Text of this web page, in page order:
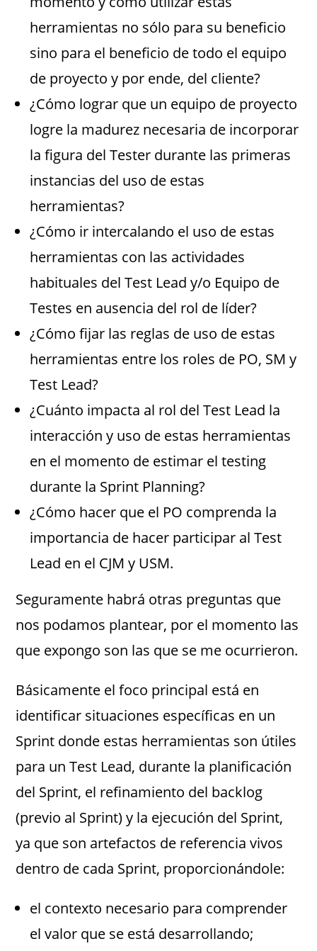
herramientas no sólo para su beneficio
sino para el beneficio de todo el equipo
de proyecto y por ende, del cliente?
¿Cómo lograr que un equipo de proyecto
logre la madurez necesaria de incorporar
la figura del Tester durante las primeras
instancias del uso de estas
herramientas?
¿Cómo ir intercalando el uso de estas
herramientas con las actividades
habituales del Test Lead y/o Equipo de
Testes en ausencia del rol de líder?
¿Cómo fijar las reglas de uso de estas
herramientas entre los roles de PO, SM y
Test Lead?
¿Cuánto impacta al rol del Test Lead la
interacción y uso de estas herramientas
en el momento de estimar el testing
durante la Sprint Planning?
¿Cómo hacer que el PO comprenda la
importancia de hacer participar al Test
Lead en el CJM y USM.
Seguramente habrá otras preguntas que
nos podamos plantear, por el momento las
que expongo son las que se me ocurrieron.
Básicamente el foco principal está en
identificar situaciones específicas en un
Sprint donde estas herramientas son útiles
para un Test Lead, durante la planificación
del Sprint, el refinamiento del backlog
(previo al Sprint) y la ejecución del Sprint,
ya que son artefactos de referencia vivos
dentro de cada Sprint, proporcionándole:
el contexto necesario para comprender
el valor que se está desarrollando;